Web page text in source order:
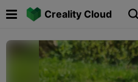
Creality Cloud 